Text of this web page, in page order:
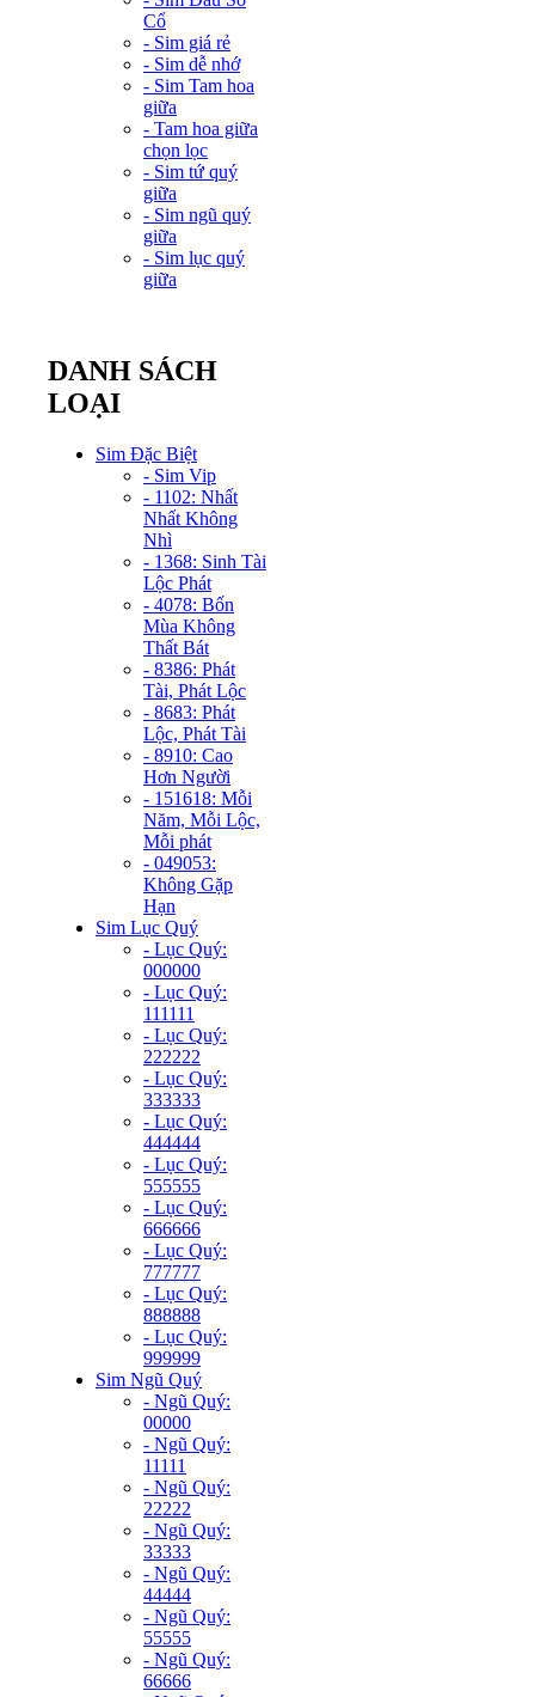
Cổ
- Sim giá rẻ
- Sim dễ nhớ
- Sim Tam hoa
giữa
- Tam hoa giữa
chọn lọc
- Sim tứ quý
giữa
- Sim ngũ quý
giữa
- Sim lục quý
giữa
DANH SÁCH
LOẠI
Sim Đặc Biệt
- Sim Vip
- 1102: Nhất
Nhất Không
Nhì
- 1368: Sinh Tài
Lộc Phát
- 4078: Bốn
Mùa Không
Thất Bát
- 8386: Phát
Tài, Phát Lộc
- 8683: Phát
Lộc, Phát Tài
- 8910: Cao
Hơn Người
- 151618: Mỗi
Năm, Mỗi Lộc,
Mỗi phát
- 049053:
Không Gặp
Hạn
Sim Lục Quý
- Lục Quý:
000000
- Lục Quý:
111111
- Lục Quý:
222222
- Lục Quý:
333333
- Lục Quý:
444444
- Lục Quý:
555555
- Lục Quý:
666666
- Lục Quý:
777777
- Lục Quý:
888888
- Lục Quý:
999999
Sim Ngũ Quý
- Ngũ Quý:
00000
- Ngũ Quý:
11111
- Ngũ Quý:
22222
- Ngũ Quý:
33333
- Ngũ Quý:
44444
- Ngũ Quý:
55555
- Ngũ Quý:
66666